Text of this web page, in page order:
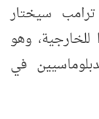
سيختار
للخارجية، وهو
في